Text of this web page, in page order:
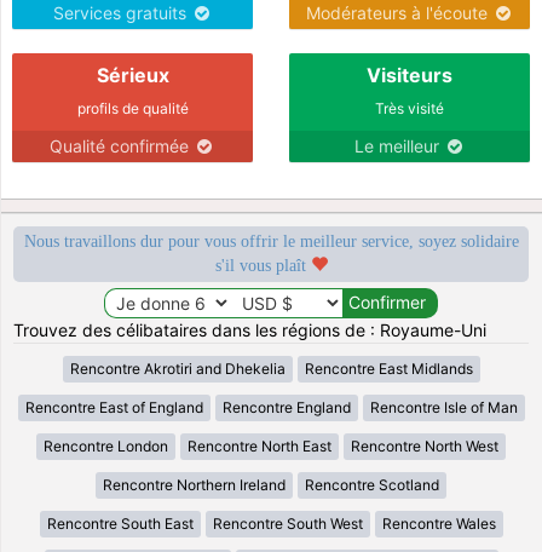
Services gratuits Modérateurs à l'écoute
Sérieux
profils de qualité
Qualité confirmée
Visiteurs
Très visité
Le meilleur
Nous travaillons dur pour vous offrir le meilleur service, soyez solidaire
s'il vous plaît
Trouvez des célibataires dans les régions de : Royaume-Uni
Rencontre Akrotiri and Dhekelia Rencontre East Midlands
Rencontre East of England Rencontre England Rencontre Isle of Man
Rencontre London Rencontre North East Rencontre North West
Rencontre Northern Ireland Rencontre Scotland
Rencontre South East Rencontre South West Rencontre Wales